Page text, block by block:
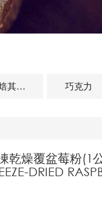
烘焙其他及相關商品 巧克力
乾燥覆盆莓粉(1
DRIED